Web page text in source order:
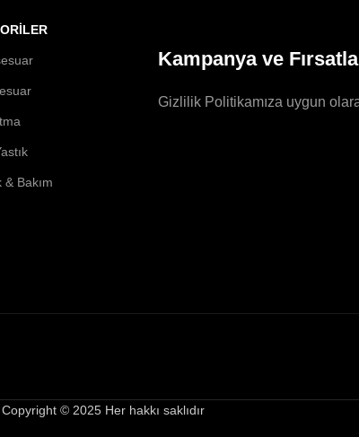
& Bakım
Kampanya ve
Gizlilik Politikamıza uygun
Copyright © 2025 Her hakkı saklıdır